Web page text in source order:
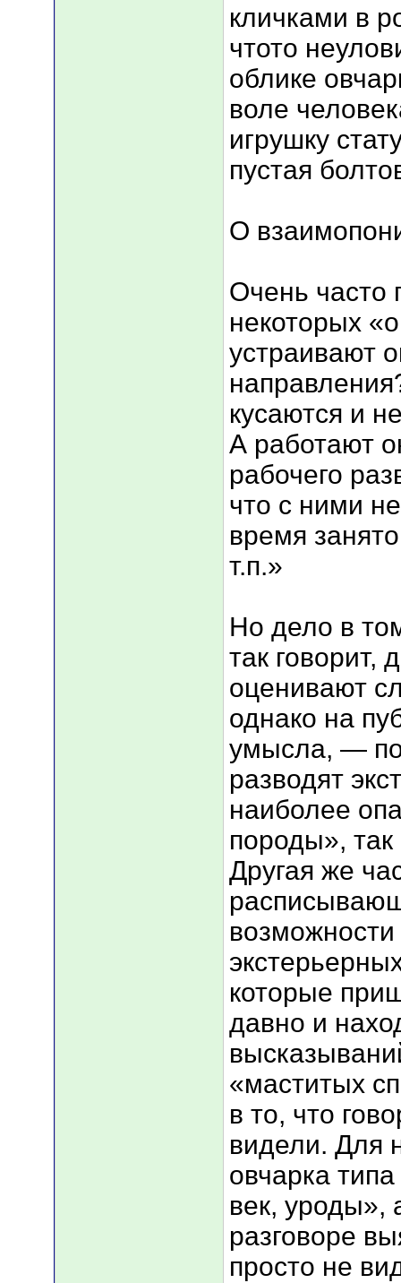
кличками в
чтото
облике
воле
игрушку
пустая
О
Очень часто
некоторых
устраивают
кусаются и
А работают
рабочего
что с ними
время
т.п.»
Но дело в
так говорит,
оценивают
однако на
умысла, —
разводят
наиболее
породы», так
Другая же
которые
давно и
«маститых
в то, что
видели. Для
овчарка
век, уроды»,
разговоре
просто не